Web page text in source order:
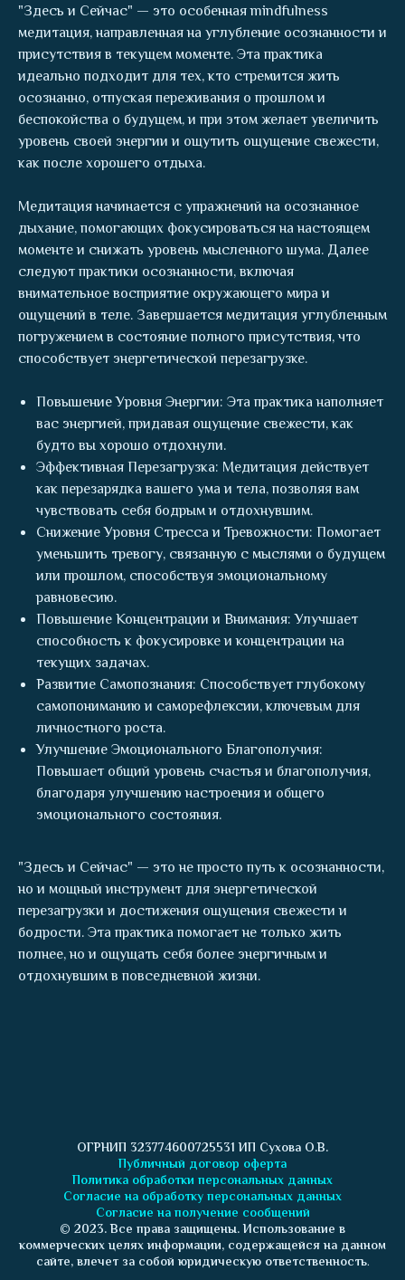
"Здесь и Сейчас" — это особенная mindfulness
медитация, направленная на углубление осознанности и
присутствия в текущем моменте. Эта практика
идеально подходит для тех, кто стремится жить
осознанно, отпуская переживания о прошлом и
беспокойства о будущем, и при этом желает увеличить
уровень своей энергии и ощутить ощущение свежести,
как после хорошего отдыха.
Медитация начинается с упражнений на осознанное
дыхание, помогающих фокусироваться на настоящем
моменте и снижать уровень мысленного шума. Далее
следуют практики осознанности, включая
внимательное восприятие окружающего мира и
ощущений в теле. Завершается медитация углубленным
погружением в состояние полного присутствия, что
способствует энергетической перезагрузке.
Повышение Уровня Энергии: Эта практика наполняет
вас энергией, придавая ощущение свежести, как
будто вы хорошо отдохнули.
Эффективная Перезагрузка: Медитация действует
как перезарядка вашего ума и тела, позволяя вам
чувствовать себя бодрым и отдохнувшим.
Снижение Уровня Стресса и Тревожности: Помогает
уменьшить тревогу, связанную с мыслями о будущем
или прошлом, способствуя эмоциональному
равновесию.
Повышение Концентрации и Внимания: Улучшает
способность к фокусировке и концентрации на
текущих задачах.
Развитие Самопознания: Способствует глубокому
самопониманию и саморефлексии, ключевым для
личностного роста.
Улучшение Эмоционального Благополучия:
Повышает общий уровень счастья и благополучия,
благодаря улучшению настроения и общего
эмоционального состояния.
"Здесь и Сейчас" — это не просто путь к осознанности,
но и мощный инструмент для энергетической
перезагрузки и достижения ощущения свежести и
бодрости. Эта практика помогает не только жить
полнее, но и ощущать себя более энергичным и
отдохнувшим в повседневной жизни.
ОГРНИП 323774600725531 ИП Сухова О.В.
Публичный договор оферта
Политика обработки персональных данных
Согласие на обработкуперсональных данных
Согласие на получение сообщений
© 2023. Все права защищены. Использование в
коммерческих целях информации, содержащейся на данном
сайте, влечет за собой юридическую ответственность.